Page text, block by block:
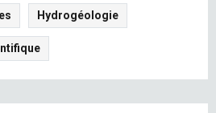
Hydrogéologie